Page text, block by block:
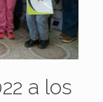
a los